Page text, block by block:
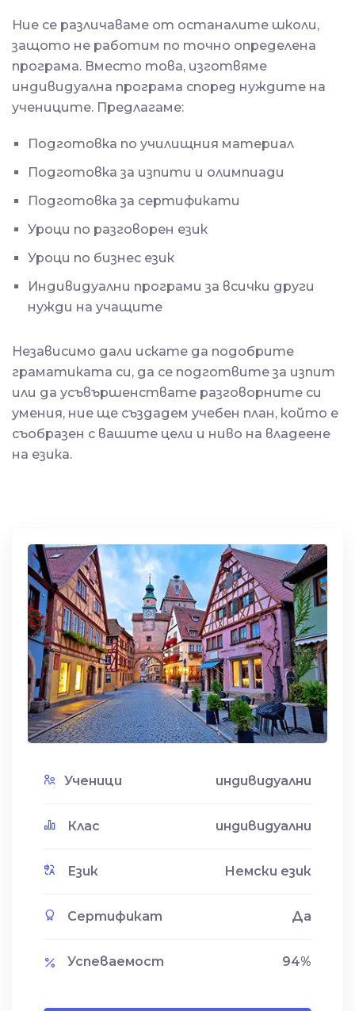
Ние се различаваме от останалите школи,
защото не работим по точно определена
програма. Вместо това, изготвяме
индивидуална програма според нуждите на
учениците. Предлагаме:
Подготовка по училищния материал
Подготовка за изпити и олимпиади
Подготовка за сертификати
Уроци по разговорен език
Уроци по бизнес език
Индивидуални програми за всички други
нужди на учащите
Независимо дали искате да подобрите
граматиката си, да се подготвите за изпит
или да усъвършенствате разговорните си
умения, ние ще създадем учебен план, който е
съобразен с вашите цели и ниво на владеене
на езика.
Ученици индивидуални
Клас индивидуални
Език Немски език
Сертификат Да
Успеваемост 94%